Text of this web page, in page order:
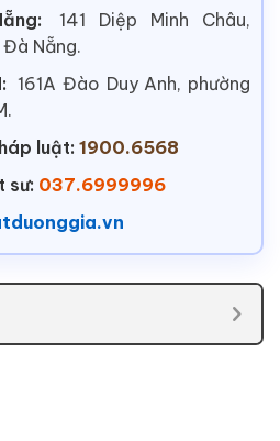
141 Diệp Minh Châu,
Nẵng.
161A Đào Duy Anh, phường
luật: 1900.6568
sư: 037.6999996